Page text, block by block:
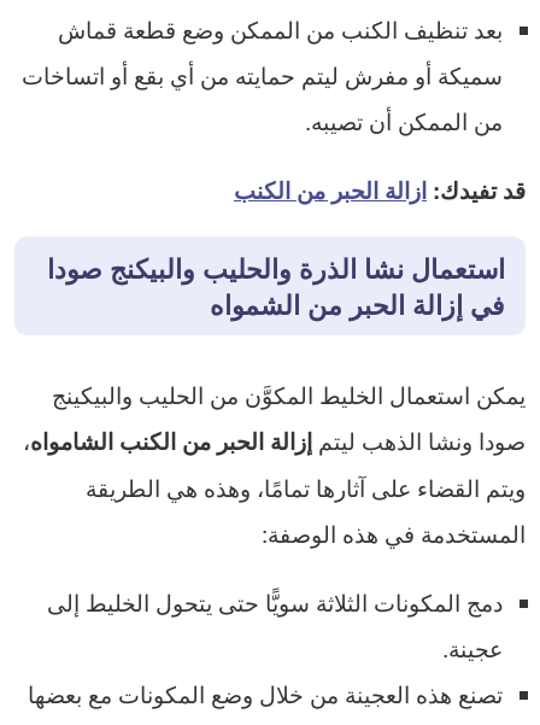
بعد تنظيف الكنب من الممكن وضع قطعة قماش
سميكة أو مفرش ليتم حمايته من أي بقع أو اتساخات
من الممكن أن تصيبه.
قد تفيدك: ازالة الحبر من الكنب
استعمال نشا الذرة والحليب والبيكنج صودا
في إزالة الحبر من الشمواه
يمكن استعمال الخليط المكوَّن من الحليب والبيكينج
صودا ونشا الذهب ليتم إزالة الحبر من الكنب الشامواه،
ويتم القضاء على آثارها تمامًا، وهذه هي الطريقة
المستخدمة في هذه الوصفة:
دمج المكونات الثلاثة سويًّا حتى يتحول الخليط إلى
عجينة.
تصنع هذه العجينة من خلال وضع المكونات مع بعضها